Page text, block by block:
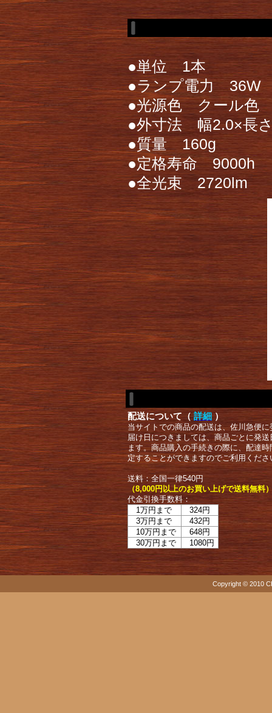
●単位 1本
●ランプ電力 36W
●光源色 クール色
●外寸法 幅2.0×長
●質量 160g
●定格寿命 9000h
●全光束 2720lm
配送について（ 詳細 ）
当サイトでの商品の配送は、佐川急便
届け日につきましては、商品ごとに発
ます。商品購入の手続きの際に、配達
定することができますのでご利用くださ
送料：全国一律540円
（8,000円以上のお買い上げで送料無料
代金引換手数料：
1万円まで
324円
3万円まで
432円
10万円まで
648円
30万円まで
1080円
Copyright © 2010